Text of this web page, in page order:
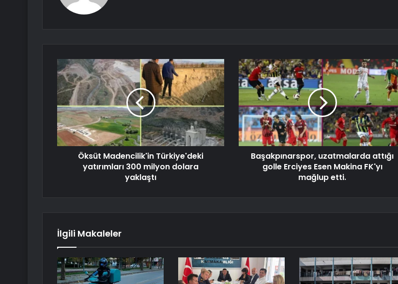
Öksüt Madencilik'in Türkiye'deki
yatırımları 300 milyon dolara
yaklaştı
Başakpınarspor, uzatmalarda attığı
golle Erciyes Esen Makina FK'yı
mağlup etti.
İlgili Makaleler